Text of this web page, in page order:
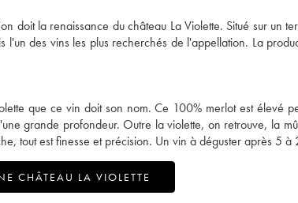
doit la renaissance du château La Violette. Situé sur un
l'un des vins les plus recherchés de l'appellation. La
que ce vin doit son nom. Ce 100% merlot est élevé
grande profondeur. Outre la violette, on retrouve, la
tout est finesse et précision. Un vin à déguster après 5
CHÂTEAU LA VIOLETTE